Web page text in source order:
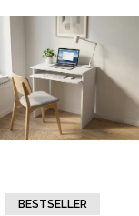
BESTSELLER